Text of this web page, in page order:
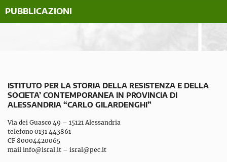
PUBBLICAZIONI
ISTITUTO PER LA STORIA DELLA RESISTENZA E DELLA
SOCIETA’ CONTEMPORANEA IN PROVINCIA DI
ALESSANDRIA “CARLO GILARDENGHI”
Via dei Guasco 49 – 15121 Alessandria
telefono 0131 443861
CF 80004420065
mail info@isral.it – isral@pec.it